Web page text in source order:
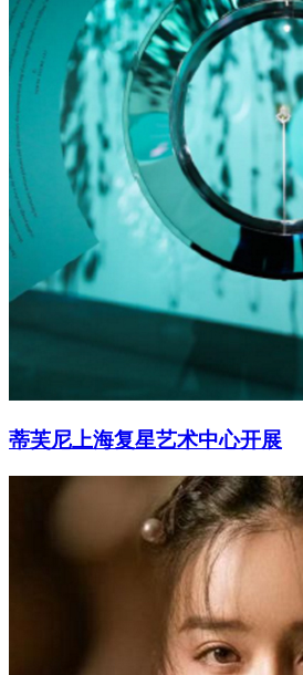
蒂芙尼上海复星艺术中心开展